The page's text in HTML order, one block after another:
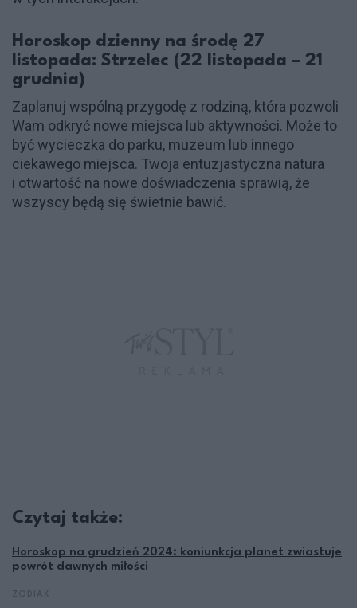
Horoskop dzienny na środę 27
listopada: Strzelec (22 listopada – 21
grudnia)
Zaplanuj wspólną przygodę z rodziną, która pozwoli
Wam odkryć nowe miejsca lub aktywności. Może to
być wycieczka do parku, muzeum lub innego
ciekawego miejsca. Twoja entuzjastyczna natura
i otwartość na nowe doświadczenia sprawią, że
wszyscy będą się świetnie bawić.
Czytaj także:
Horoskop na grudzień 2024: koniunkcja planet zwiastuje
powrót dawnych miłości